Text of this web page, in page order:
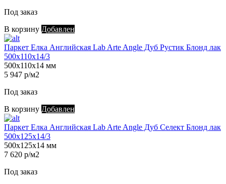
Под заказ
В корзину Добавлен
Паркет Елка Английская Lab Arte Angle Дуб Рустик Блонд лак
500х110х14/3
500х110х14 мм
5 947 р/м2
Под заказ
В корзину Добавлен
Паркет Елка Английская Lab Arte Angle Дуб Селект Блонд лак
500х125х14/3
500х125х14 мм
7 620 р/м2
Под заказ